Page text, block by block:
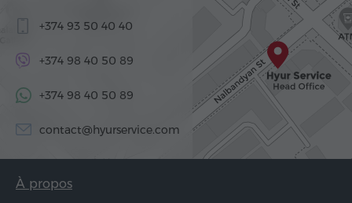
+374 93 50 40 40
+374 98 40 50 89
+374 98 40 50 89
contact@hyurservice.com
À propos